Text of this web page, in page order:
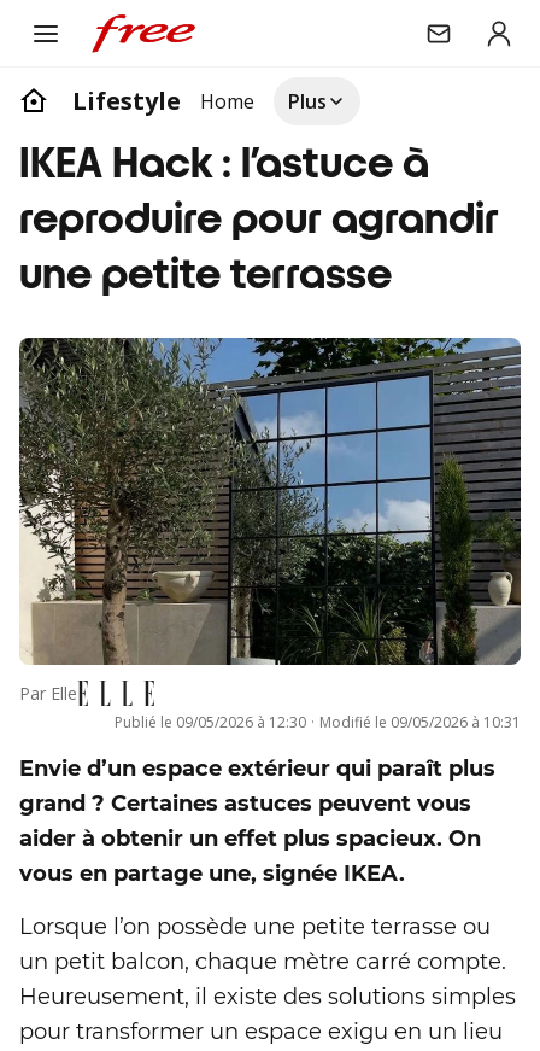
Lifestyle Home Plus
IKEA Hack : l’astuce à
reproduire pour agrandir
une petite terrasse
Par Elle
Publié le 09/05/2026 à 12:30 · Modifié le 09/05/2026 à 10:31
Envie d’un espace extérieur qui paraît plus
grand ? Certaines astuces peuvent vous
aider à obtenir un effet plus spacieux. On
vous en partage une, signée IKEA.
Lorsque l’on possède une petite terrasse ou
un petit balcon, chaque mètre carré compte.
Heureusement, il existe des solutions simples
pour transformer un espace exigu en un lieu